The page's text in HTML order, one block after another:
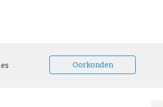
Oorkonden